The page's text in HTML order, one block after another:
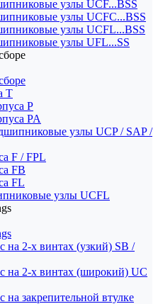
узлы UCF...BSS
узлы UCFC...BSS
узлы UCFL...BSS
узлы UFL...SS
T
P
PA
узлы UCP / SAP /
F / FPL
FB
FL
узлы UCFL
2-х винтах (узкий) SB /
на 2-х винтах (широкий) UC
закрепительной втулке